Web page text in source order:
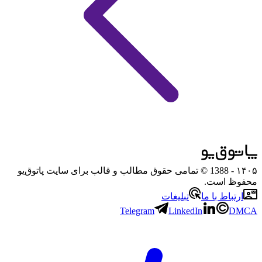
۱۴۰۵
- 1388 © تمامی حقوق مطالب و قالب برای سایت پاتوق‌یو
محفوظ است.
ارتباط با ما
تبلیغات
Telegram
LinkedIn DMCA